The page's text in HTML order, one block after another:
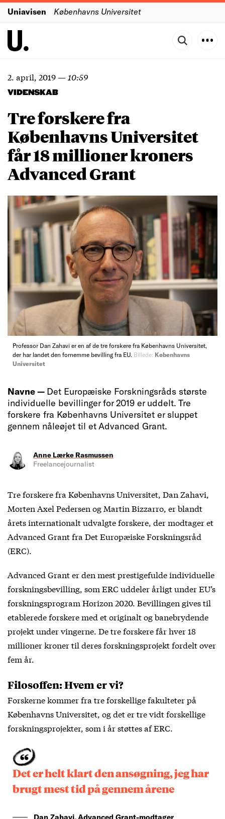
Uniavisen Københavns Universitet
2. april, 2019— 10:59
VIDENSKAB
Tre forskere fra
Københavns Universitet
får 18 millioner kroners
Advanced Grant
Professor Dan Zahavi er en af de tre forskere fra Københavns Universitet,
der har landet den fornemme bevilling fra EU. Billede: Københavns
Universitet
Navne — Det Europæiske Forskningsråds største
individuelle bevillinger for 2019 er uddelt. Tre
forskere fra Københavns Universitet er sluppet
gennem nåleøjet til et Advanced Grant.
Anne Lærke Rasmussen
Freelancejournalist
Tre forskere fra Københavns Universitet, Dan Zahavi,
Morten Axel Pedersen og Martin Bizzarro, er blandt
årets internationalt udvalgte forskere, der modtager et
Advanced Grant fra Det Europæiske Forskningsråd
(ERC).
Advanced Grant er den mest prestigefulde individuelle
forskningsbevilling, som ERC uddeler årligt under EU’s
forskningsprogram Horizon 2020. Bevillingen gives til
etablerede forskere med et originalt og banebrydende
projekt under vingerne. De tre forskere får hver 18
millioner kroner til deres forskningsprojekt fordelt over
fem år.
Filosoffen: Hvem er vi?
Forskerne kommer fra tre forskellige fakulteter på
Københavns Universitet, og det er tre vidt forskellige
forskningsprojekter, som i år støttes af ERC.
Det er helt klart den ansøgning, jeg har
brugt mest tid på gennem årene
Dan Zahavi, Advanced Grant-modtager